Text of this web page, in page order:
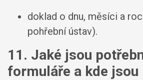
doklad o dnu, měsíci a
pohřební ústav).
11. Jaké jsou
formuláře a kde jsou